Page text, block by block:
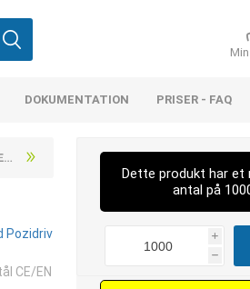
DOKUMENTATION PRISER - FAQ
Pozidriv
CE/EN
Dette produkt har et
antal på
i
h